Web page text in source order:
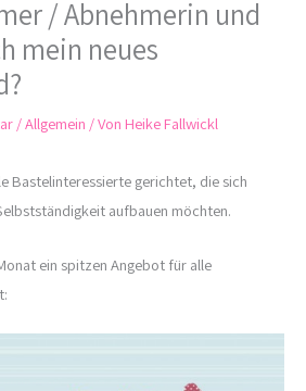
/ Abnehmerin und
mein neues
/Allgemein / Von Heike Fallwickl
Bastelinteressierte gerichtet, die sich
aufbauen möchten.
ein spitzen Angebot für alle